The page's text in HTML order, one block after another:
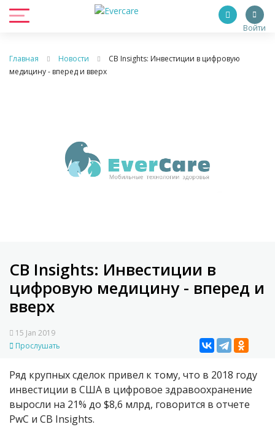
Войти
Главная Новости
CB Insights: Инвестиции в цифровую
медицину - вперед и вверх
CB Insights: Инвестиции в
цифровую медицину - вперед и
вверх
15 Jan 2019
Прослушать
Ряд крупных сделок привел к тому, что в 2018 году
инвестиции в США в цифровое здравоохранение
выросли на 21% до $8,6 млрд, говорится в отчете
PwC и CB Insights.